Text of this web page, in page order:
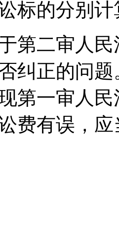
标的分别
二审人民
纠正的问
第一审人
费有误，